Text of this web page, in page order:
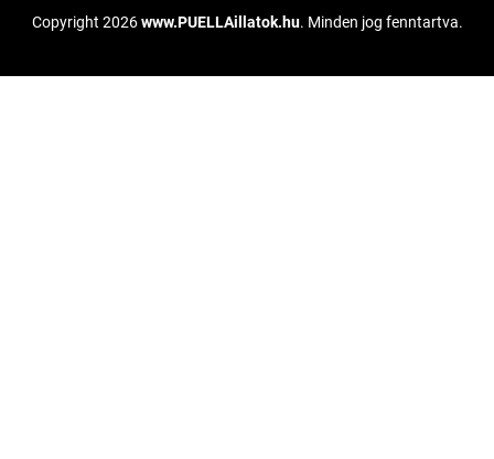
Copyright 2026www.PUELLAillatok.hu. Minden jog fenntartva.